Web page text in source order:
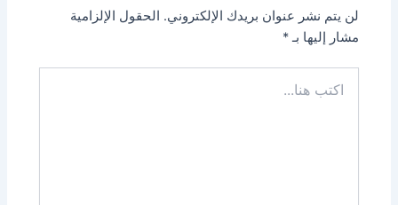
لن يتم نشر عنوان بريدك الإلكتروني. الحقول الإلزامية
مشار إليها بـ*
هنا...